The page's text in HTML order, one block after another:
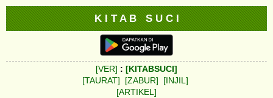
K I T A B S U C I
[VER] : [KITABSUCI]
[TAURAT]
[ZABUR]
[INJIL]
[ARTIKEL]